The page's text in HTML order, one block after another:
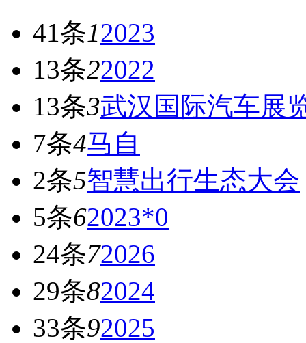
41条12023
13条22022
13条3武汉国际汽车展
7条4马自
2条5智慧出行生态大会
5条62023*0
24条72026
29条82024
33条92025